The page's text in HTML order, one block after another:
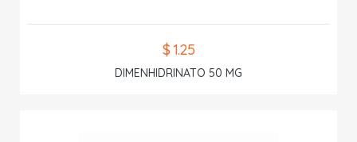
$ 1.25
DIMENHIDRINATO 50 MG